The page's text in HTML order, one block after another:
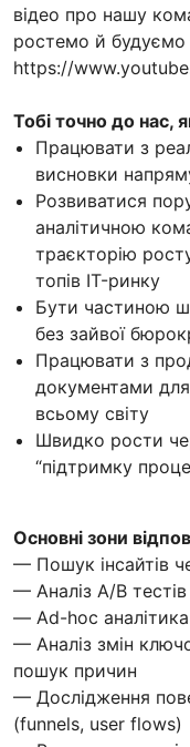
відео про нашу
ростемо й будуємо
https://
Тобі точно до нас,
Працювати з
висновки
Розвиватися
аналітичною
траєкторію
топів IT-ринку
Бути частиною
без зайвої
Працювати з
документами для
всьому світу
Швидко рости
“підтримку
Основні зони
— Пошук інсайтів
— Аналіз A/B
— Ad-hoc
— Аналіз змін
пошук причин
— Дослідження
(funnels, user flows)